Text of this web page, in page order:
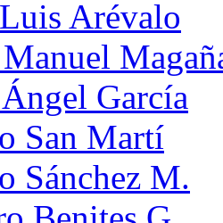
Arévalo
García
San Martí
Sánchez M.